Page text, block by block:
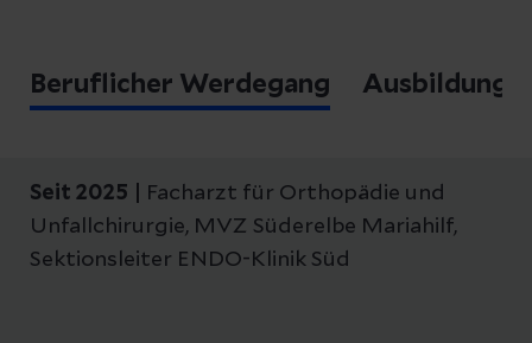
Beruflicher Werdegang Ausbildung
Seit 2025 |
Facharzt für Orthopädie und
Unfallchirurgie, MVZ Süderelbe Mariahilf,
Sektionsleiter ENDO-Klinik Süd